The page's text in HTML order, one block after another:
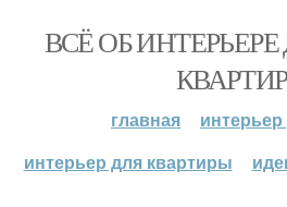
ВСЁ ОБ
главная
интерьер для квартиры